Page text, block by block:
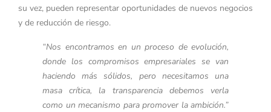
su vez, pueden representar oportunidades de nuevos negocios
y de reducción de riesgo.
“Nos encontramos en un proceso de evolución,
donde los compromisos empresariales se van
haciendo más sólidos, pero necesitamos una
masa crítica, la transparencia debemos verla
como un mecanismo para promover la ambición.”